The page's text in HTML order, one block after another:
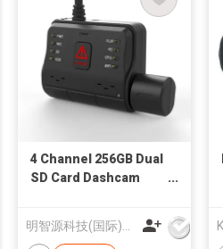
4 Channel 256GB Dual
SD Card Dashcam
Truck Dash Camera